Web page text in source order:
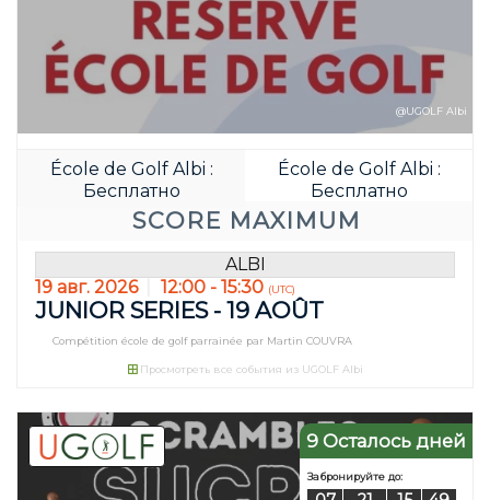
SCORE MAXIMUM
École de Golf Albi :
Бесплатно
École de Golf Albi :
Бесплатно
@UGOLF Albi
ALBI
19 авг. 2026
12:00 - 15:30 (UTC)
JUNIOR SERIES - 19 AOÛT
Compétition école de golf parrainée par Martin COUVRA
Просмотреть все события из UGOLF Albi
9 Осталось дней